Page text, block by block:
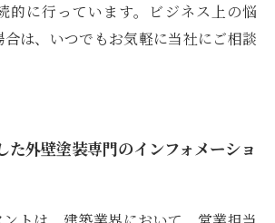
的に行っています。ビジネス上の悩
は、いつでもお気軽に当社にご相談
た外壁塗装専門のインフォメーショ